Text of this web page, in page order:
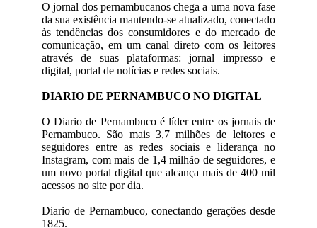
O jornal dos pernambucanos chega a uma nova fase
da sua existência mantendo-se atualizado, conectado
às tendências dos consumidores e do mercado de
comunicação, em um canal direto com os leitores
através de suas plataformas: jornal impresso e
digital, portal de notícias e redes sociais.
DIARIO DE PERNAMBUCO NO DIGITAL
O Diario de Pernambuco é líder entre os jornais de
Pernambuco. São mais 3,7 milhões de leitores e
seguidores entre as redes sociais e liderança no
Instagram, com mais de 1,4 milhão de seguidores, e
um novo portal digital que alcança mais de 400 mil
acessos no site por dia.
Diario de Pernambuco, conectando gerações desde
1825.